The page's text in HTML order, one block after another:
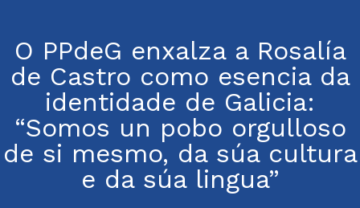
O PPdeG enxalza a Rosalía
de Castro como esencia da
identidade de Galicia:
“Somos un pobo orgulloso
de si mesmo, da súa cultura
e da súa lingua”